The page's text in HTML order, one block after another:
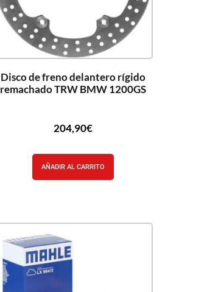
Disco de freno delantero rígido
remachado TRW BMW 1200GS
204,90€
AÑADIR AL CARRITO